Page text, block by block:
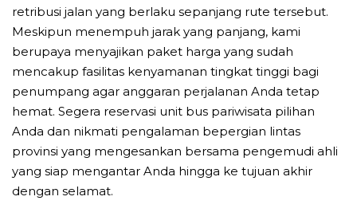
retribusi jalan yang berlaku sepanjang rute tersebut.
Meskipun menempuh jarak yang panjang, kami
berupaya menyajikan paket harga yang sudah
mencakup fasilitas kenyamanan tingkat tinggi bagi
penumpang agar anggaran perjalanan Anda tetap
hemat. Segera reservasi unit bus pariwisata pilihan
Anda dan nikmati pengalaman bepergian lintas
provinsi yang mengesankan bersama pengemudi ahli
yang siap mengantar Anda hingga ke tujuan akhir
dengan selamat.